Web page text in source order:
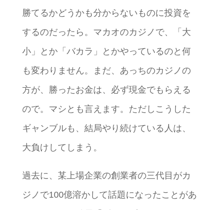
勝てるかどうかも分からないものに投資を
するのだったら。マカオのカジノで、「大
小」とか「バカラ」とかやっているのと何
も変わりません。まだ、あっちのカジノの
方が、勝ったお金は、必ず現金でもらえる
ので。マシとも言えます。ただしこうした
ギャンブルも、結局やり続けている人は、
大負けしてしまう。
過去に、某上場企業の創業者の三代目がカ
ジノで100億溶かして話題になったことがあ